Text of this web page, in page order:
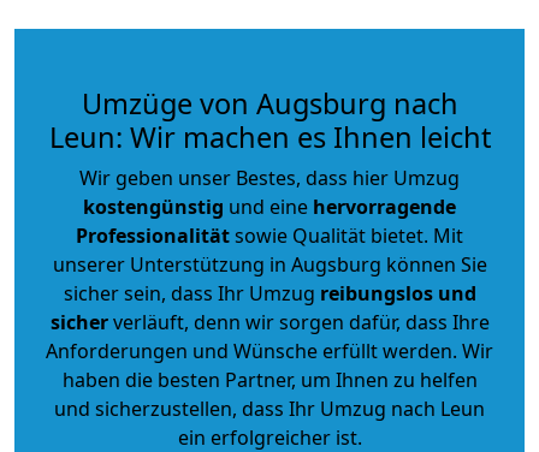
Umzüge von Augsburg nach
Leun: Wir machen es Ihnen leicht
Wir geben unser Bestes, dass hier Umzug
kostengünstig und eine hervorragende
Professionalitätsowie Qualität bietet. Mit
unserer Unterstützung in Augsburg können Sie
sicher sein, dass Ihr Umzug reibungslos und
sicherverläuft, denn wir sorgen dafür, dass Ihre
Anforderungen und Wünsche erfüllt werden. Wir
haben die besten Partner, um Ihnen zu helfen
und sicherzustellen, dass Ihr Umzug nach Leun
ein erfolgreicher ist.